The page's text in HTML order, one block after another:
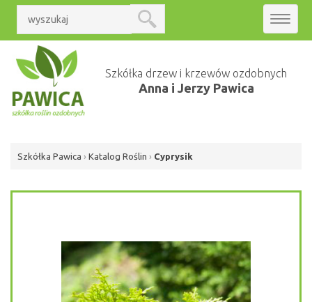
Szkółka drzew i krzewów ozdobnych
Anna i Jerzy Pawica
Toggle
Szkółka Pawica › Katalog Roślin › Cyprysik